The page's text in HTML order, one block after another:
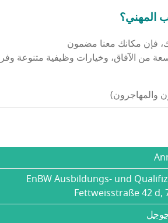
المهني؟
والمهاجرون)
EnBW Ausbildungs- und
Fettweisstraße 42 d,